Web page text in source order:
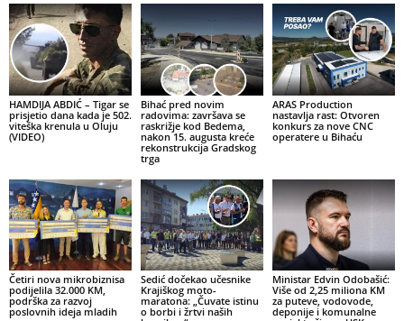
HAMDIJA ABDIĆ – Tigar se
prisjetio dana kada je 502.
viteška krenula u Oluju
(VIDEO)
Bihać pred novim
radovima: završava se
raskrižje kod Bedema,
nakon 15. augusta kreće
rekonstrukcija Gradskog
trga
ARAS Production
nastavlja rast: Otvoren
konkurs za nove CNC
operatere u Bihaću
Četiri nova mikrobiznisa
podijelila 32.000 KM,
podrška za razvoj
poslovnih ideja mladih
Sedić dočekao učesnike
Krajiškog moto-
maratona: „Čuvate istinu
o borbi i žrtvi naših
Ministar Edvin Odobašić:
Više od 2,25 miliona KM
za puteve, vodovode,
deponije i komunalne